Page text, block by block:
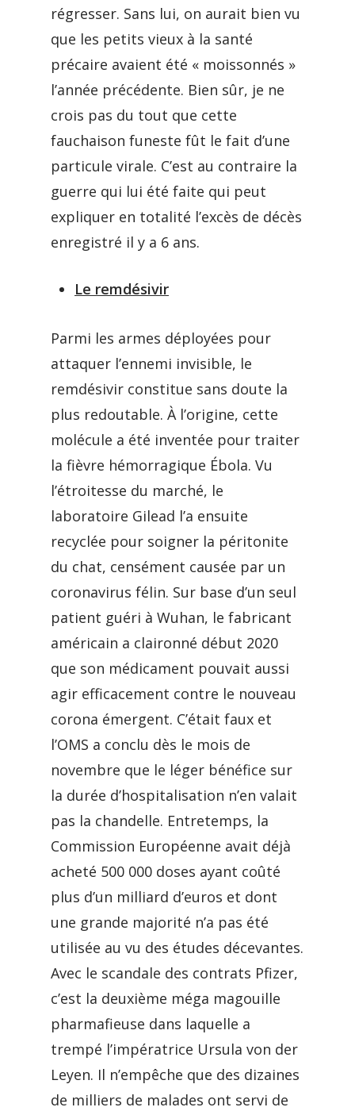
régresser. Sans lui, on aurait bien vu
que les petits vieux à la santé
précaire avaient été « moissonnés »
l’année précédente. Bien sûr, je ne
crois pas du tout que cette
fauchaison funeste fût le fait d’une
particule virale. C’est au contraire la
guerre qui lui été faite qui peut
expliquer en totalité l’excès de décès
enregistré il y a 6 ans.
Le remdésivir
Parmi les armes déployées pour
attaquer l’ennemi invisible, le
remdésivir constitue sans doute la
plus redoutable. À l’origine, cette
molécule a été inventée pour traiter
la fièvre hémorragique Ébola. Vu
l’étroitesse du marché, le
laboratoire Gilead l’a ensuite
recyclée pour soigner la péritonite
du chat, censément causée par un
coronavirus félin. Sur base d’un seul
patient guéri à Wuhan, le fabricant
américain a claironné début 2020
que son médicament pouvait aussi
agir efficacement contre le nouveau
corona émergent. C’était faux et
l’OMS a conclu dès le mois de
novembre que le léger bénéfice sur
la durée d’hospitalisation n’en valait
pas la chandelle. Entretemps, la
Commission Européenne avait déjà
acheté 500 000 doses ayant coûté
plus d’un milliard d’euros et dont
une grande majorité n’a pas été
utilisée au vu des études décevantes.
Avec le scandale des contrats Pfizer,
c’est la deuxième méga magouille
pharmafieuse dans laquelle a
trempé l’impératrice Ursula von der
Leyen. Il n’empêche que des dizaines
de milliers de malades ont servi de